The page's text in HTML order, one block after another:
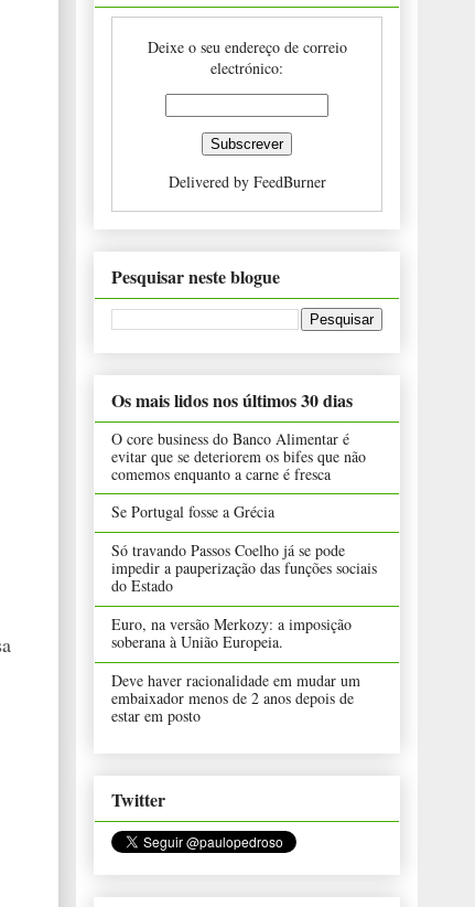
Deixe o seu endereço de correio
electrónico:
Delivered by FeedBurner
Pesquisar neste blogue
Os mais lidos nos últimos 30 dias
O core business do Banco Alimentar é
evitar que se deteriorem os bifes que não
comemos enquanto a carne é fresca
Se Portugal fosse a Grécia
Só travando Passos Coelho já se pode
impedir a pauperização das funções sociais
do Estado
Euro, na versão Merkozy: a imposição
soberana à União Europeia.
Deve haver racionalidade em mudar um
embaixador menos de 2 anos depois de
estar em posto
Twitter